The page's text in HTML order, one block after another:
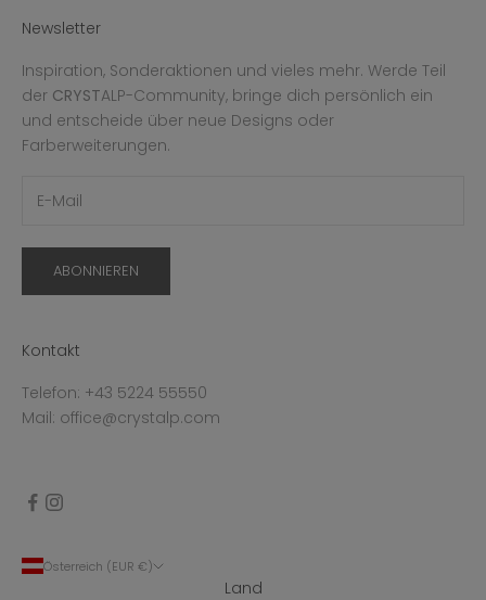
Newsletter
Inspiration, Sonderaktionen und vieles mehr. Werde Teil
der CRYSTALP-Community, bringe dich persönlich ein
und entscheide über neue Designs oder
Farberweiterungen.
ABONNIEREN
Kontakt
Telefon: +43 5224 55550
Mail: office@crystalp.com
Österreich (EUR €)
Land